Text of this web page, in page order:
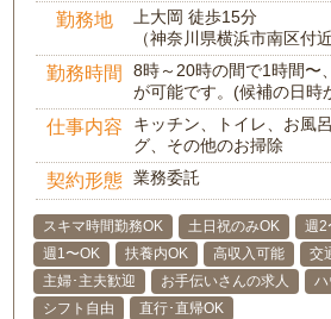
勤務地
上大岡 徒歩15分
（神奈川県横浜市南区付近
勤務時間
8時～20時の間で1時間〜
が可能です。(候補の日時
仕事内容
キッチン、トイレ、お風
グ、その他のお掃除
契約形態 業務委託
スキマ時間勤務OK 土日祝のみOK
週2
週1〜OK
扶養内OK 高収入可能
交
主婦･主夫歓迎
お手伝いさんの求人
シフト自由
直行･直帰OK